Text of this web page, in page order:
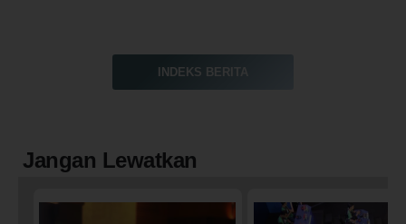
INDEKS BERITA
Jangan Lewatkan